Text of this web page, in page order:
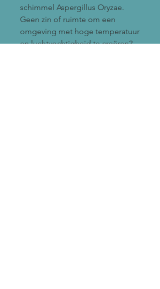
schimmel Aspergillus Oryzae.
Geen zin of ruimte om een
omgeving met hoge temperatuur
en luchtvochtigheid te creëren?